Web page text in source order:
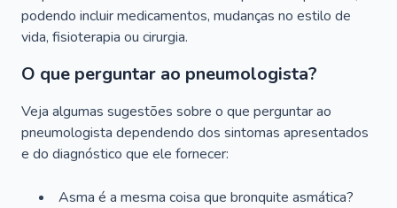
podendo incluir medicamentos, mudanças no estilo de
vida, fisioterapia ou cirurgia.
O que perguntar ao pneumologista?
Veja algumas sugestões sobre o que perguntar ao
pneumologista dependendo dos sintomas apresentados
e do diagnóstico que ele fornecer:
Asma é a mesma coisa que bronquite asmática?